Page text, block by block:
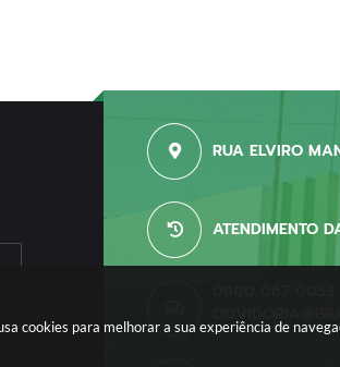
cookies para melhorar a sua experiência de
RUA ELVIRO
ATENDIMENTO